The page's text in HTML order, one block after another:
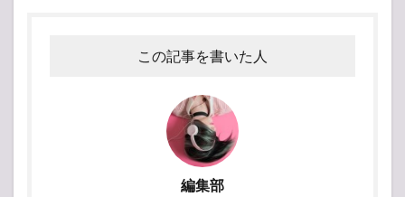
この記事を書いた人
編集部